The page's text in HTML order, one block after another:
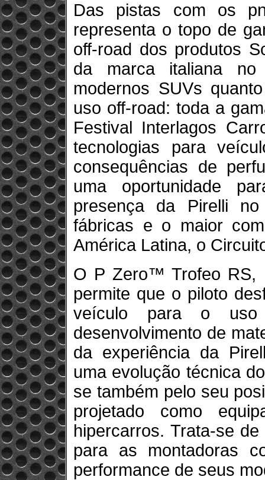
Das pistas com os
representa o topo de
off-road dos produtos
da marca italiana
modernos SUVs
uso off-road: toda a
Festival Interlagos
tecnologias para
consequências de
uma oportunidade
presença da Pirelli
fábricas e o maior
América Latina, o
O P Zero™ Trofeo RS,
permite que o piloto
veículo para o
desenvolvimento de
da experiência da
uma evolução técnica
se também pelo seu
projetado como
hipercarros. Trata-se
para as montadoras
performance de seus